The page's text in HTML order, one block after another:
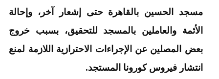
مسجد الحسين بالقاهرة حتى إشعار آخر، وإحالة
الأئمة والعاملين بالمسجد للتحقيق، بسبب خروج
بعض المصلين عن الإجراءات الاحترازية اللازمة لمنع
انتشار فيروس كورونا المستجد.